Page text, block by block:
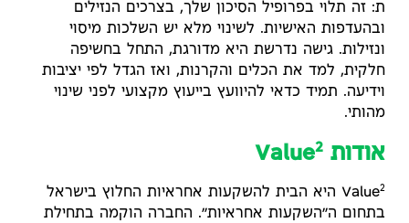
ת: זה תלוי בפרופיל הסיכון שלך, בצרכים הנזילים
ובהעדפות האישיות. לשינוי מלא יש השלכות מיסוי
ונזילות. גישה נדרשת היא מדורגת, התחל בחשיפה
חלקית, למד את הכלים והקרנות, ואז הגדל לפי יציבות
וידיעה. תמיד כדאי להיוועץ בייעוץ מקצועי לפני שינוי
מהותי.
אודות Value 2
Value2
היא הבית להשקעות אחראיות החלוץ בישראל
בתחום ה״השקעות אחראיות״. החברה הוקמה בתחילת